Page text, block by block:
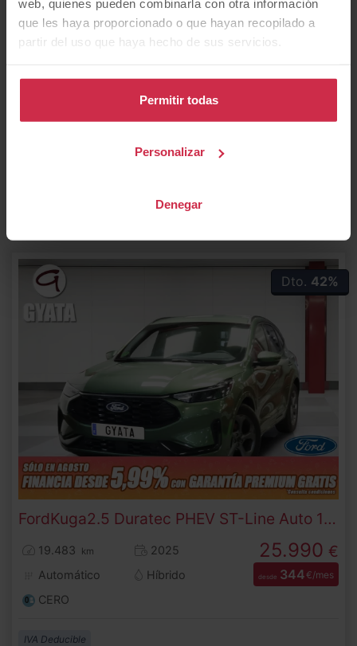
web, quienes pueden combinarla con otra información
que les haya proporcionado o que hayan recopilado a
partir del uso que haya hecho de sus servicios.
Permitir todas
Personalizar
Denegar
18.979 km
2025
Híbrido
27.990 €
Dto. 42%
FordKuga 2.5 Duratec PHEV ST-Line Auto 178 kW (243 CV)
19.483 km
2025
Automático
Híbrido
CERO
25.990 €
desde 344€/mes
IVA Deducible